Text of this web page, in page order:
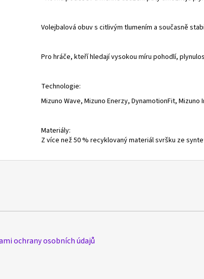
Volejbalová obuv s citlivým tlumením a současně
Pro hráče, kteří hledají vysokou míru pohodlí,
Technologie:
Mizuno Wave, Mizuno Enerzy, DynamotionFit,
Materiály:
Z více než 50 % recyklovaný materiál svršku ze
ochrany osobních údajů